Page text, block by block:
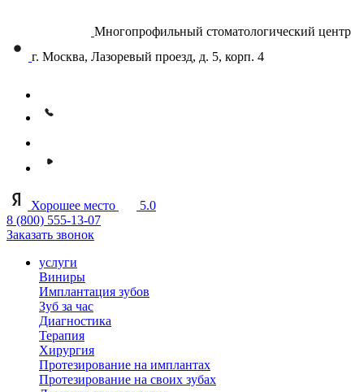
Многопрофильный стоматологический центр
г. Москва, Лазоревый проезд, д. 5, корп. 4
Хорошее место
5.0
8 (800) 555-13-07
Заказать звонок
услуги
Виниры
Имплантация зубов
Зуб за час
Диагностика
Терапия
Хирургия
Протезирование на имплантах
Протезирование на своих зубах